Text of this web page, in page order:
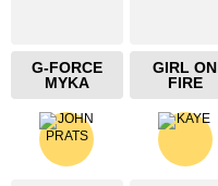
G-FORCE
MYKA
GIRL ON
FIRE